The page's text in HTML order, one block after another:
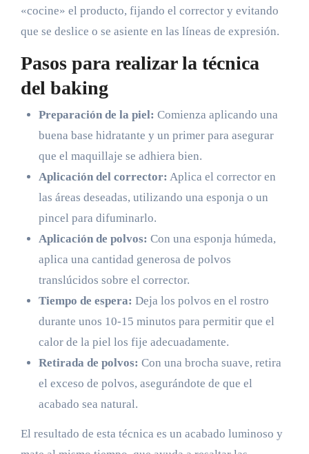
«cocine» el producto, fijando el corrector y evitando
que se deslice o se asiente en las líneas de expresión.
Pasos para realizar la técnica
del baking
Preparación de la piel: Comienza aplicando una
buena base hidratante y un primer para asegurar
que el maquillaje se adhiera bien.
Aplicación del corrector: Aplica el corrector en
las áreas deseadas, utilizando una esponja o un
pincel para difuminarlo.
Aplicación de polvos: Con una esponja húmeda,
aplica una cantidad generosa de polvos
translúcidos sobre el corrector.
Tiempo de espera: Deja los polvos en el rostro
durante unos 10-15 minutos para permitir que el
calor de la piel los fije adecuadamente.
Retirada de polvos: Con una brocha suave, retira
el exceso de polvos, asegurándote de que el
acabado sea natural.
El resultado de esta técnica es un acabado luminoso y